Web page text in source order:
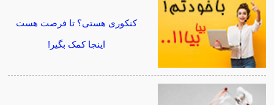
کنکوری هستی؟ تا فرصت هست
اینجا کمک بگیر!